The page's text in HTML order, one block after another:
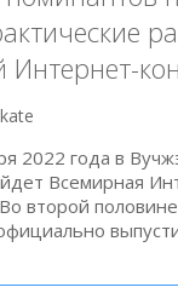
Интернет-
kate
2022 года в
Всемирная
второй